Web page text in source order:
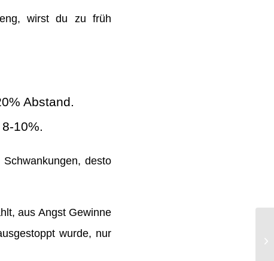
wirst du zu früh
Abstand.
10%.
desto
aus Angst Gewinne
wurde, nur